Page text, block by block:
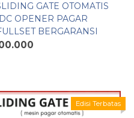
GATE OTOMATIS
OPENER PAGAR
BERGARANSI
Edisi Terbatas